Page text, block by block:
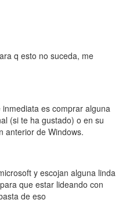
q esto no suceda, me
es comprar alguna
(si te ha gustado) o en su
anterior de Windows.
y escojan alguna linda
que estar lideando con
de eso